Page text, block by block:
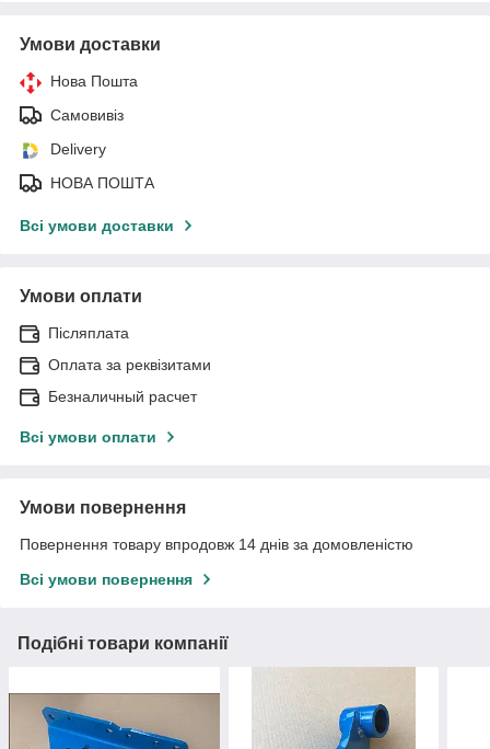
Умови доставки
Нова Пошта
Самовивіз
Delivery
НОВА ПОШТА
Всі умови доставки
Умови оплати
Післяплата
Оплата за реквізитами
Безналичный расчет
Всі умови оплати
Умови повернення
Повернення товару впродовж 14 днів за домовленістю
Всі умови повернення
Подібні товари компанії